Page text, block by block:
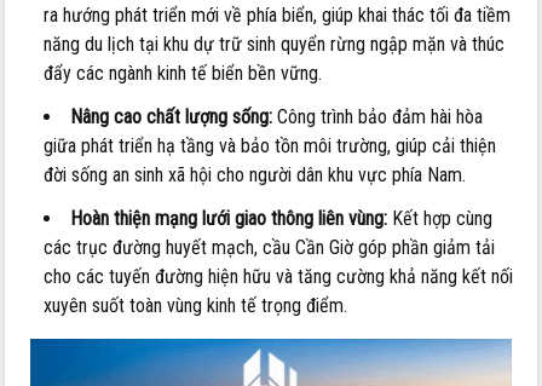
ra hướng phát triển mới về phía biển, giúp khai thác tối đa tiềm
năng du lịch tại khu dự trữ sinh quyển rừng ngập mặn và thúc
đẩy các ngành kinh tế biển bền vững.
Nâng cao chất lượng sống: Công trình bảo đảm hài hòa
giữa phát triển hạ tầng và bảo tồn môi trường, giúp cải thiện
đời sống an sinh xã hội cho người dân khu vực phía Nam.
Hoàn thiện mạng lưới giao thông liên vùng: Kết hợp cùng
các trục đường huyết mạch, cầu Cần Giờ góp phần giảm tải
cho các tuyến đường hiện hữu và tăng cường khả năng kết nối
xuyên suốt toàn vùng kinh tế trọng điểm.